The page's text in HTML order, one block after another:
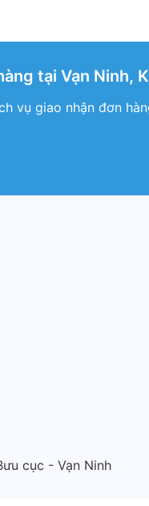
tại Vạn Ninh,
vụ giao nhận đơn
cục - Vạn Ninh